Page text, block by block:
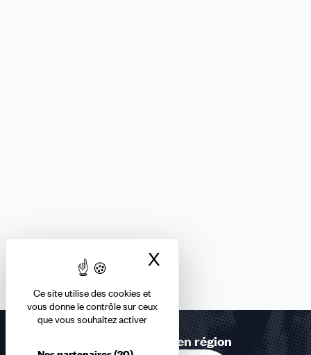
Ce site utilise des cookies et
vous donne le contrôle sur ceux
que vous souhaitez activer
X
Retrouvez-nous en région